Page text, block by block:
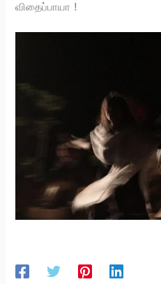
விதைப்பாயா !